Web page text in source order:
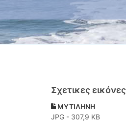
Σχετικες εικόνες
ΜΥΤΙΛΗΝΗ
JPG - 307,9 KB